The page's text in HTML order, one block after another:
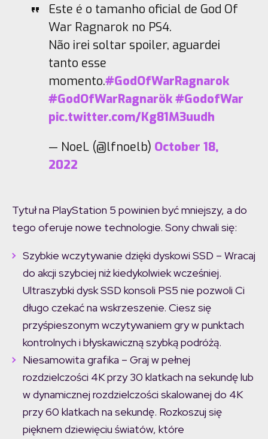
Este é o tamanho oficial de God Of
War Ragnarok no PS4.
Não irei soltar spoiler, aguardei
tanto esse
momento.#GodOfWarRagnarok
#GodOfWarRagnarök#GodofWar
pic.twitter.com/Kg81M3uudh
— NoeL (@lfnoelb) October 18,
2022
Tytuł na PlayStation 5 powinien być mniejszy, a do
tego oferuje nowe technologie. Sony chwali się:
Szybkie wczytywanie dzięki dyskowi SSD – Wracaj
do akcji szybciej niż kiedykolwiek wcześniej.
Ultraszybki dysk SSD konsoli PS5 nie pozwoli Ci
długo czekać na wskrzeszenie. Ciesz się
przyśpieszonym wczytywaniem gry w punktach
kontrolnych i błyskawiczną szybką podróżą.
Niesamowita grafika – Graj w pełnej
rozdzielczości 4K przy 30 klatkach na sekundę lub
w dynamicznej rozdzielczości skalowanej do 4K
przy 60 klatkach na sekundę. Rozkoszuj się
pięknem dziewięciu światów, które